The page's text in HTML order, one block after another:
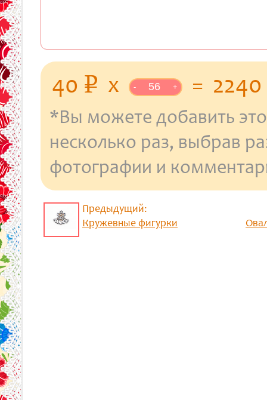
40 p уб.
x - + = 2240
*Вы можете добавить
несколько раз, выбрав
фотографии и
Предыдущий:
Кружевные фигурки